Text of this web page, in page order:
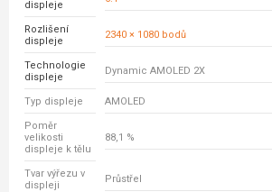
displeje
Rozlišení
displeje
2340 × 1080 bodů
Technologie
displeje
Dynamic AMOLED 2X
Typ displeje AMOLED
Poměr
velikosti
displeje k tělu
88,1 %
Tvar výřezu v
displeji
Průstřel